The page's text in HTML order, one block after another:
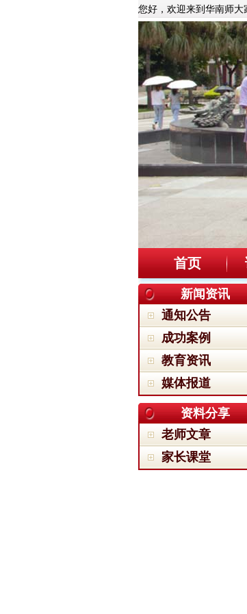
您好，欢迎来到华南师大
首页
新闻资讯
通知公告
成功案例
教育资讯
媒体报道
资料分享
老师文章
家长课堂